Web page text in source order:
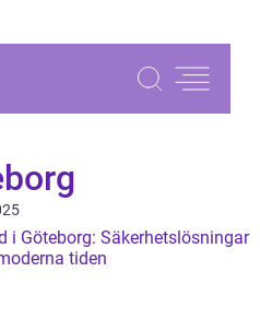
i Göteborg: Säkerhetslösningar
tiden